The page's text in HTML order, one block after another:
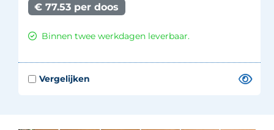
€ 77.53 per doos
Binnen twee werkdagen leverbaar.